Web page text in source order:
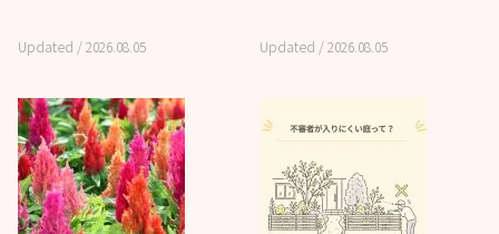
Updated /2026.08.05 Updated /2026.08.05